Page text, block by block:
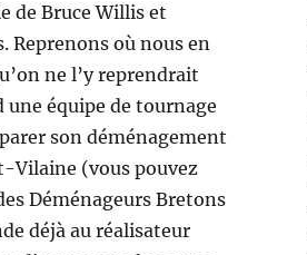
de Bruce Willis et
Reprenons où nous en
ne l’y reprendrait
équipe de tournage
son déménagement
Vilaine (vous pouvez
Déménageurs Bretons
déjà au réalisateur